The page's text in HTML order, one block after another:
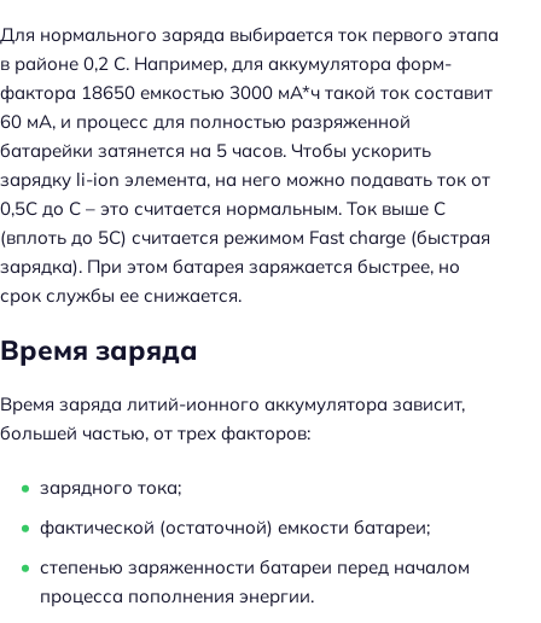
Для нормального заряда выбирается ток первого этапа
в районе 0,2 С. Например, для аккумулятора форм-
фактора 18650 емкостью 3000 мА*ч такой ток составит
60 мА, и процесс для полностью разряженной
батарейки затянется на 5 часов. Чтобы ускорить
зарядку li-ion элемента, на него можно подавать ток от
0,5С до С – это считается нормальным. Ток выше С
(вплоть до 5С) считается режимом Fast charge (быстрая
зарядка). При этом батарея заряжается быстрее, но
срок службы ее снижается.
Время заряда
Время заряда литий-ионного аккумулятора зависит,
большей частью, от трех факторов:
зарядного тока;
фактической (остаточной) емкости батареи;
степенью заряженности батареи перед началом
процесса пополнения энергии.